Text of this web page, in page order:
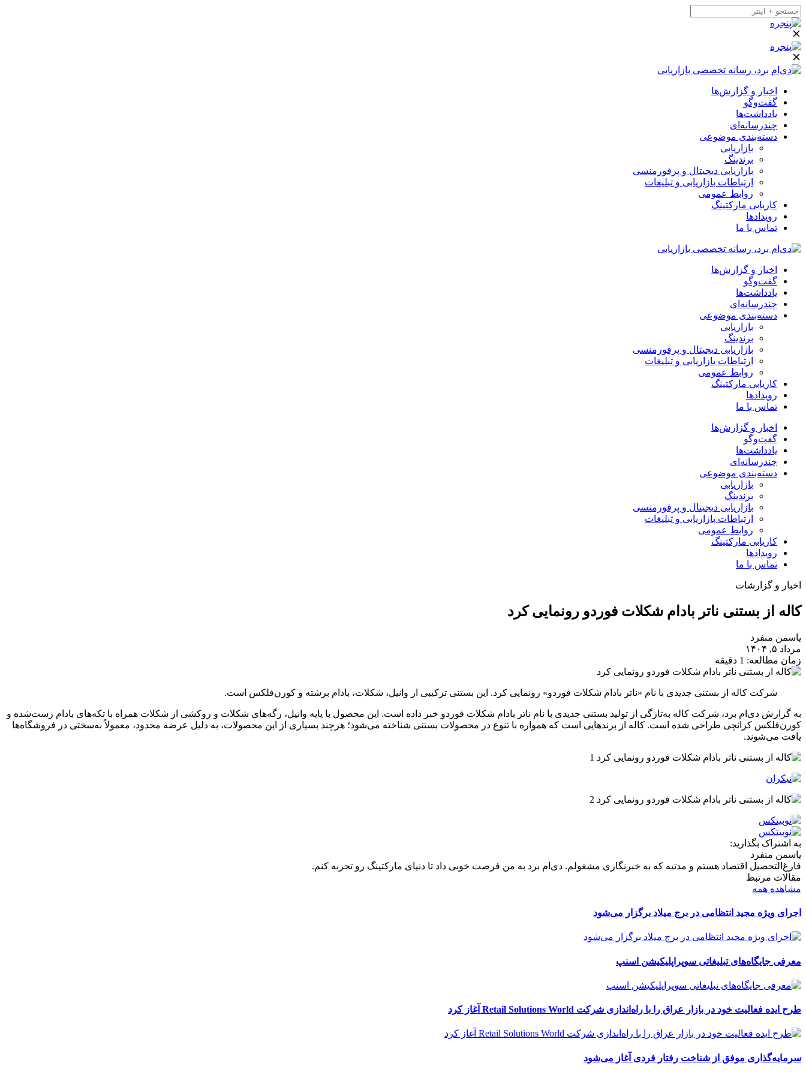
اخبار و گزارش‌ها
گفت‌وگو
یادداشت‌ها
چندرسانه‌ای
دسته‌بندی موضوعی
بازاریابی
برندینگ
بازاریابی دیجیتال و پرفورمنسی
ارتباطات بازاریابی و تبلیغات
روابط عمومی
کاریابی مارکتینگ
رویدادها
تماس با ما
اخبار و گزارش‌ها
گفت‌وگو
یادداشت‌ها
چندرسانه‌ای
دسته‌بندی موضوعی
بازاریابی
برندینگ
بازاریابی دیجیتال و پرفورمنسی
ارتباطات بازاریابی و تبلیغات
روابط عمومی
کاریابی مارکتینگ
رویدادها
تماس با ما
اخبار و گزارش‌ها
گفت‌وگو
یادداشت‌ها
چندرسانه‌ای
دسته‌بندی موضوعی
بازاریابی
برندینگ
بازاریابی دیجیتال و پرفورمنسی
ارتباطات بازاریابی و تبلیغات
روابط عمومی
کاریابی مارکتینگ
رویدادها
تماس با ما
اخبار و گزارشات
کاله از بستنی ناتر بادام شکلات فوردو رونمایی کرد
یاسمن منفرد
مرداد ۵, ۱۴۰۴
زمان مطالعه: 1 دقیقه
شرکت کاله از بستنی جدیدی با نام «ناتر بادام شکلات فوردو» رونمایی کرد. این بستنی ترکیبی از وانیل، شکلات، بادام برشته و کورن‌فلکس است.
به گزارش دی‌ام‌ برد، شرکت کاله به‌تازگی از تولید بستنی جدیدی با نام ناتر بادام شکلات فوردو خبر داده است. این محصول با پایه وانیل، رگه‌های شکلات و روکشی از شکلات همراه با تکه‌های بادام رست‌شده و
کورن‌فلکس کرانچی طراحی شده است. کاله از برندهایی است که همواره با تنوع در محصولات بستنی شناخته می‌شود؛ هرچند بسیاری از این محصولات، به دلیل عرضه محدود، معمولاً به‌سختی در فروشگاه‌ها
یافت می‌شوند.
به اشتراک بگذارید:
یاسمن منفرد
فارغ‌التحصیل اقتصاد هستم و مدتیه که به خبرنگاری مشغولم. دی‌ام برد به من فرصت خوبی داد تا دنیای مارکتینگ رو تجربه کنم.
مقالات مرتبط
مشاهده همه
اجرای ویژه مجید انتظامی در برج میلاد برگزار می‌شود
معرفی جایگاه‌های تبلیغاتی سوپراپلیکیشن اسنپ
طرح ایده فعالیت خود در بازار عراق را با راه‌اندازی شرکت Retail Solutions World آغاز کرد
سرمایه‌گذاری موفق از شناخت رفتار فردی آغاز می‌شود